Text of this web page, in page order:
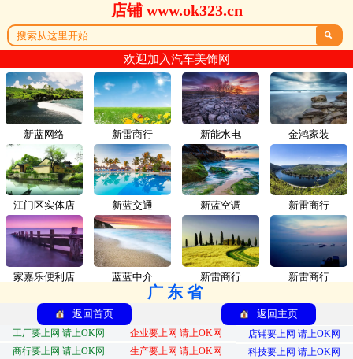
店铺 www.ok323.cn

欢迎加入汽车美饰网
新蓝网络 新雷商行
江门区实体店 新蓝交通
家嘉乐便利店 蓝蓝中介
新能水电 金鸿家装
新蓝空调 新雷商行
新雷商行 新雷商行
广东省
返回首页 返回主页
工厂要上网 请上OK网 企业要上网 请上OK网
店铺要上网 请上OK网
商行要上网 请上OK网
生产要上网 请上OK网
科技要上网 请上OK网